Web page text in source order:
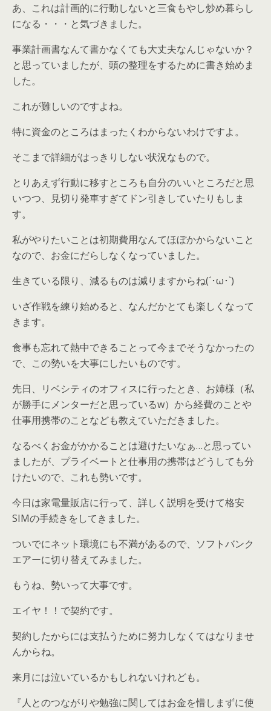
あ、これは計画的に行動しないと三食もやし炒め暮らし
になる・・・と気づきました。
事業計画書なんて書かなくても大丈夫なんじゃないか？
と思っていましたが、頭の整理をするために書き始めま
した。
これが難しいのですよね。
特に資金のところはまったくわからないわけですよ。
そこまで詳細がはっきりしない状況なもので。
とりあえず行動に移すところも自分のいいところだと思
いつつ、見切り発車すぎてドン引きしていたりもしま
す。
私がやりたいことは初期費用なんてほぼかからないこと
なので、お金にだらしなくなっていました。
生きている限り、減るものは減りますからね(´･ω･`)
いざ作戦を練り始めると、なんだかとても楽しくなって
きます。
食事も忘れて熱中できることって今までそうなかったの
で、この勢いを大事にしたいものです。
先日、リベシティのオフィスに行ったとき、お姉様（私
が勝手にメンターだと思っているw）から経費のことや
仕事用携帯のことなども教えていただきました。
なるべくお金がかかることは避けたいなぁ…と思ってい
ましたが、プライベートと仕事用の携帯はどうしても分
けたいので、これも勢いです。
今日は家電量販店に行って、詳しく説明を受けて格安
SIMの手続きをしてきました。
ついでにネット環境にも不満があるので、ソフトバンク
エアーに切り替えてみました。
もうね、勢いって大事です。
エイヤ！！で契約です。
契約したからには支払うために努力しなくてはなりませ
んからね。
来月には泣いているかもしれないけれども。
『人とのつながりや勉強に関してはお金を惜しまずに使